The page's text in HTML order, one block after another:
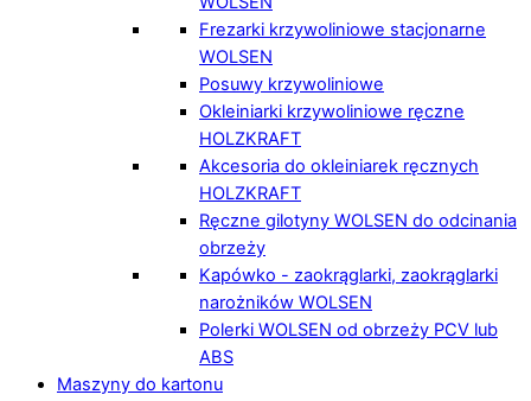
Frezarki krzywoliniowe stacjonarne
WOLSEN
Posuwy krzywoliniowe
Okleiniarki krzywoliniowe ręczne
HOLZKRAFT
Akcesoria do okleiniarek ręcznych
HOLZKRAFT
Ręczne gilotyny WOLSEN do odcinania
obrzeży
Kapówko - zaokrąglarki, zaokrąglarki
narożników WOLSEN
Polerki WOLSEN od obrzeży PCV lub
ABS
Maszyny do kartonu